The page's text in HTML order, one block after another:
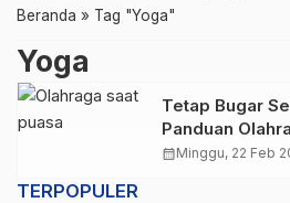
Beranda » Tag "Yoga"
Yoga
Tetap Bugar
Panduan
Kapan Waktu
calendar_monthMinggu, 22 Feb
TERPOPULER